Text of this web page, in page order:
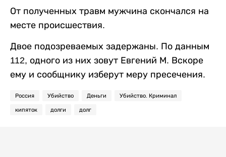
От полученных травм мужчина скончался на
месте происшествия.
Двое подозреваемых задержаны. По данным
112, одного из них зовут Евгений М. Вскоре
ему и сообщнику изберут меру пресечения.
Россия Убийство Деньги Убийство. Криминал
кипяток долги долг